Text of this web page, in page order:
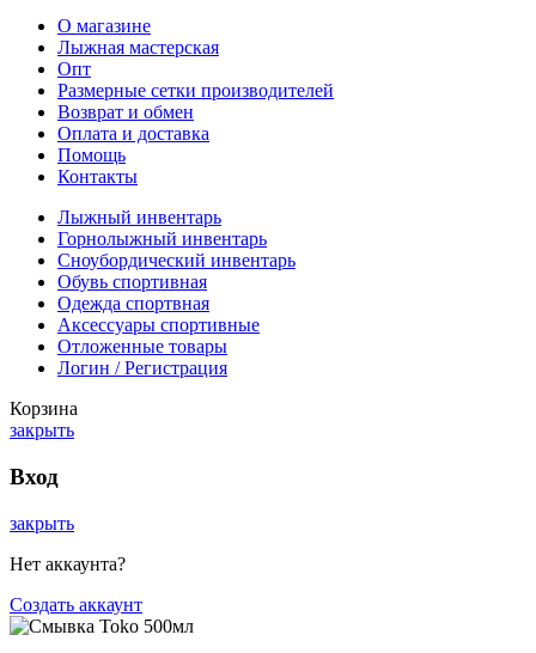
О магазине
Лыжная мастерская
Опт
Размерные сетки производителей
Возврат и обмен
Оплата и доставка
Помощь
Контакты
Лыжный инвентарь
Горнолыжный инвентарь
Сноубордический инвентарь
Обувь спортивная
Одежда спортвная
Аксессуары спортивные
Отложенные товары
Логин / Регистрация
Корзина
закрыть
Вход
закрыть
Нет аккаунта?
Создать аккаунт